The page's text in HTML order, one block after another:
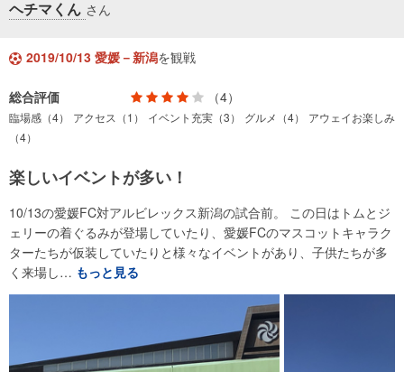
ヘチマくん さん
2019/10/13 愛媛－新潟を観戦
総合評価 （4）
臨場感（4） アクセス（1） イベント充実（3） グルメ（4）
アウェイお楽しみ
（4）
楽しいイベントが多い！
10/13の愛媛FC対アルビレックス新潟の試合前。 この日はトムとジ
ェリーの着ぐるみが登場していたり、愛媛FCのマスコットキャラク
ターたちが仮装していたりと様々なイベントがあり、子供たちが多
く来場し… もっと見る